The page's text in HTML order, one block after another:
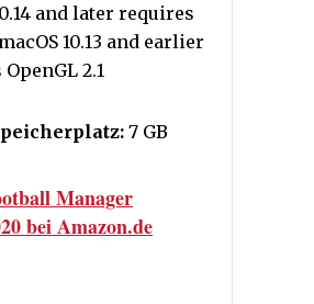
and later requires
10.13 and earlier
2.1
7 GB
Manager
bei Amazon.de